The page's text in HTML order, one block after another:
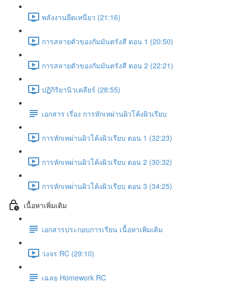
พลังงานยึดเหนี่ยว (21:16)
การสลายตัวของกัมมันตรังสี ตอน 1 (20:50)
การสลายตัวของกัมมันตรังสี ตอน 2 (22:21)
ปฏิกิริยานิวเคลียร์ (28:55)
เอกสาร เรี่อง การหักเหผ่านผิวโค้งผิวเรียบ
การหักเหผ่านผิวโค้งผิวเรียบ ตอน 1 (32:23)
การหักเหผ่านผิวโค้งผิวเรียบ ตอน 2 (30:32)
การหักเหผ่านผิวโค้งผิวเรียบ ตอน 3 (34:25)
เนื้อหาเพิ่มเติม
เอกสารประกอบการเรียน เนื้อหาเพิ่มเติม
วงจร RC (29:10)
เฉลย Homework RC